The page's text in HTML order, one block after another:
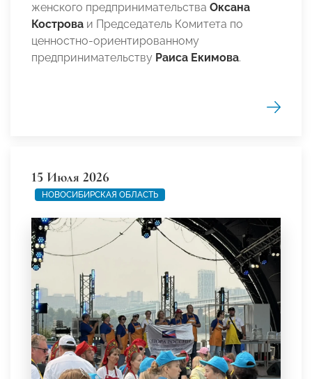
женского предпринимательства Оксана
Кострова и Председатель Комитета по
ценностно-ориентированному
предпринимательству Раиса Екимова.
15 Июля 2026
НОВОСИБИРСКАЯ ОБЛАСТЬ